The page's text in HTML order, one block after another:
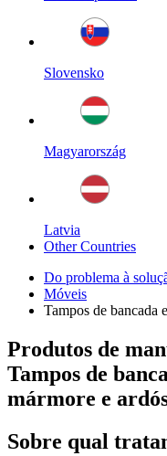
Slovensko
Magyarország
Latvia
Other Countries
Do problema à
Móveis
Tampos de bancada
Produtos de
Tampos de
mármore e
Sobre qual